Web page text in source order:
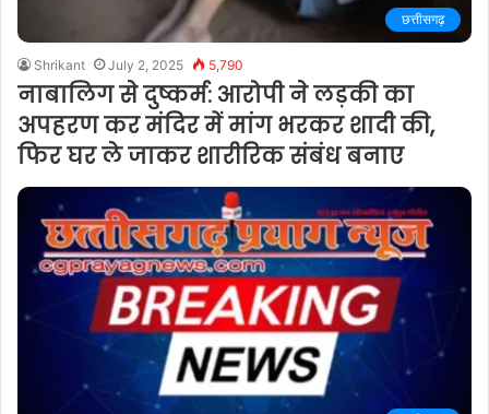
छत्तीसगढ़
Shrikant July 2, 2025 5,790
नाबालिग से दुष्कर्म: आरोपी ने लड़की का
अपहरण कर मंदिर में मांग भरकर शादी की,
फिर घर ले जाकर शारीरिक संबंध बनाए